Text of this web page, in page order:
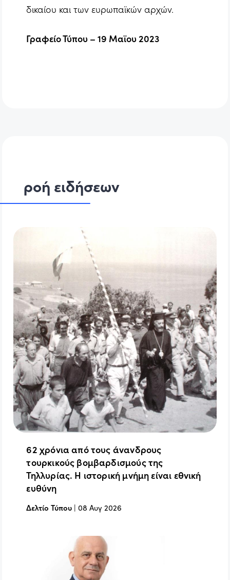
δικαίου και των ευρωπαϊκών αρχών.
Γραφείο Τύπου – 19 Μαϊου 2023
ροή ειδήσεων
62 χρόνια από τους άνανδρους
τουρκικούς βομβαρδισμούς της
Τηλλυρίας. Η ιστορική μνήμη είναι εθνική
ευθύνη
Δελτίο Τύπου |08 Αυγ 2026